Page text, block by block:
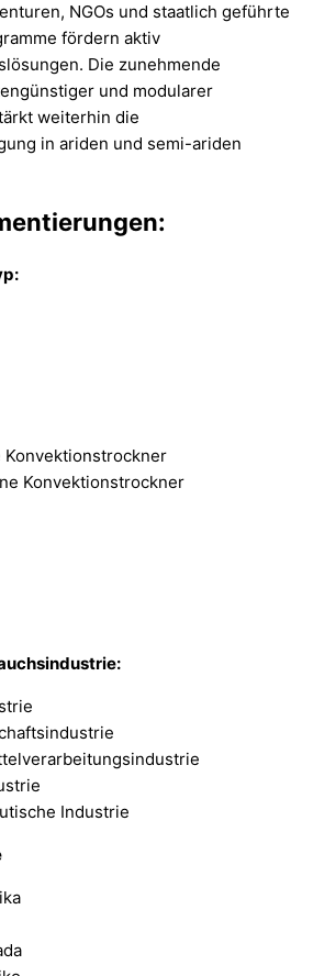
NGOs und staatlich geführte
fördern aktiv
Die zunehmende
und modularer
weiterhin die
in ariden und semi-ariden
Konvektionstrockner
Konvektionstrockner
Industrie